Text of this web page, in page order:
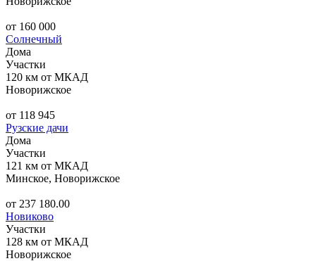
от 160 000
Солнечный
Дома
Участки
120 км от МКАД
Новорижское
от 118 945
Рузские дачи
Дома
Участки
121 км от МКАД
Минское, Новорижское
от 237 180.00
Новиково
Участки
128 км от МКАД
Новорижское